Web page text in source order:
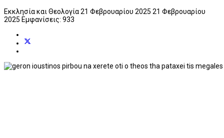
Εκκλησία και Θεολογία21 Φεβρουαρίου 2025 21 Φεβρουαρίου
2025 Εμφανίσεις: 933